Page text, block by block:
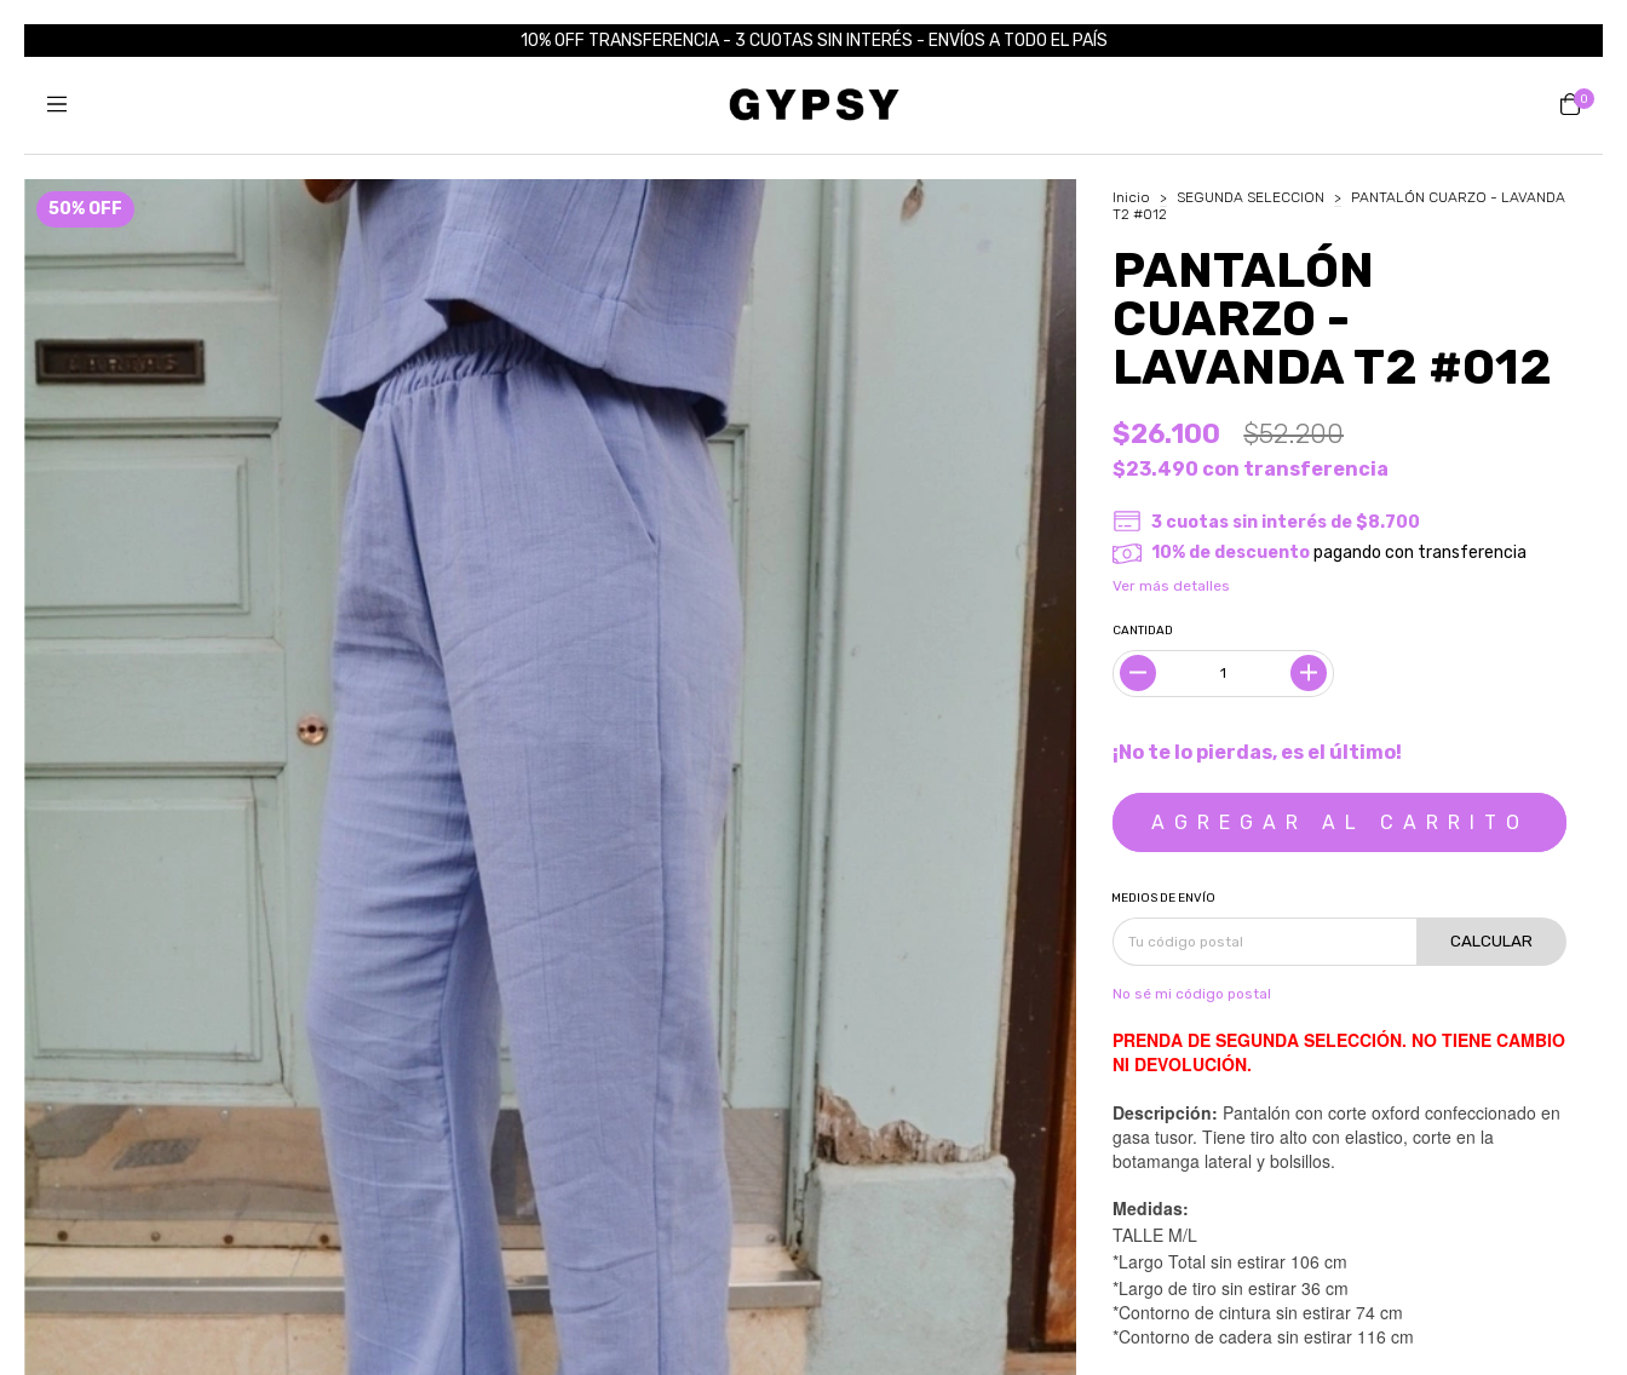
10% OFF TRANSFERENCIA - 3 CUOTAS SIN INTERÉS - ENVÍOS A TODO EL PAÍS
0
50% OFF
Inicio > SEGUNDA SELECCION >
PANTALÓN CUARZO - LAVANDA
T2 #012
PANTALÓN
CUARZO -
LAVANDA T2 #012
$26.100 $52.200
$23.490 con transferencia
3 cuotas sin interés de$8.700
10% de descuentopagando con transferencia
Ver más detalles
CANTIDAD
¡No te lo pierdas, es el último!
MEDIOS DE ENVÍO
CALCULAR
No sé mi código postal
PRENDA DE SEGUNDA SELECCIÓN. NO TIENE CAMBIO
NI DEVOLUCIÓN.
Descripción: Pantalón con corte oxford confeccionado en
gasa tusor. Tiene tiro alto con elastico, corte en la
botamanga lateral y bolsillos.
Medidas:
TALLE M/L
*Largo Total sin estirar 106 cm
*Largo de tiro sin estirar 36 cm
*Contorno de cintura sin estirar 74 cm
*Contorno de cadera sin estirar 116 cm